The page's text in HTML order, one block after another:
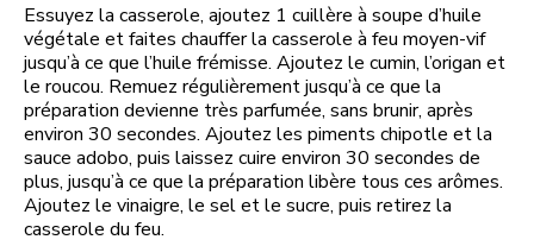
Essuyez la casserole, ajoutez 1 cuillère à soupe d’huile
végétale et faites chauffer la casserole à feu moyen-vif
jusqu’à ce que l’huile frémisse. Ajoutez le cumin, l’origan et
le roucou. Remuez régulièrement jusqu’à ce que la
préparation devienne très parfumée, sans brunir, après
environ 30 secondes. Ajoutez les piments chipotle et la
sauce adobo, puis laissez cuire environ 30 secondes de
plus, jusqu’à ce que la préparation libère tous ces arômes.
Ajoutez le vinaigre, le sel et le sucre, puis retirez la
casserole du feu.